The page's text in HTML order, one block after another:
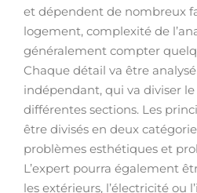
et dépendent de nombreux
logement, complexité de
généralement compter
Chaque détail va être
indépendant, qui va diviser
différentes sections. Les
être divisés en deux
problèmes esthétiques et
L’expert pourra également
les extérieurs, l’électricité ou